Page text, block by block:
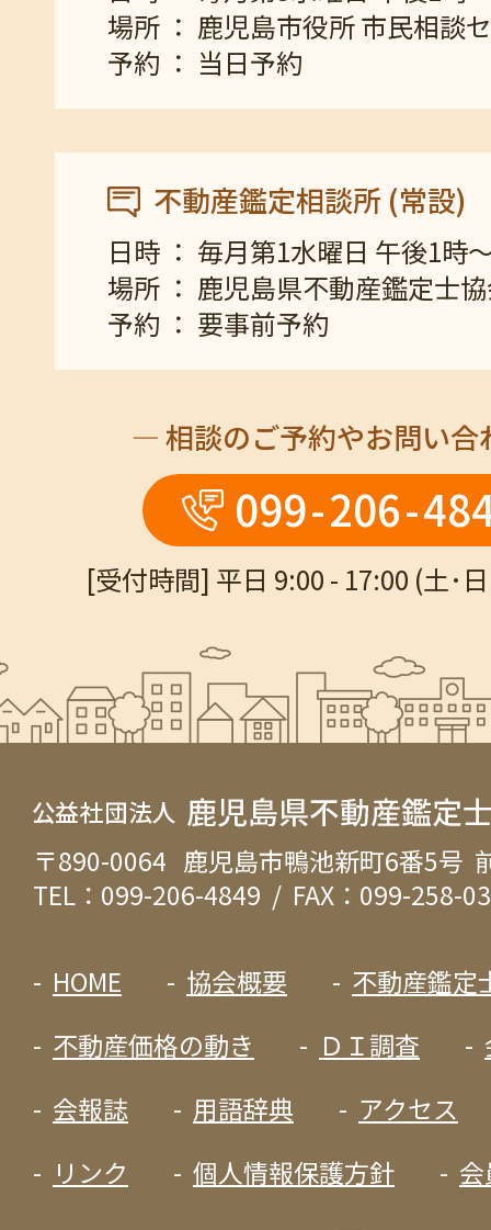
場所 ： 鹿児島市役所 市民相談
予約 ： 当日予約
不動産鑑定相談所 (常設)
日時 ： 毎月第1水曜日 午後1時
場所 ： 鹿児島県不動産鑑定士
予約 ： 要事前予約
相談のご予約やお問い合
099-206-
[受付時間] 平日 9:00 - 17:00 (土･
〒890-0064 鹿児島市鴨池新町6番5号
TEL：099-206-4849 / FAX：099-258-
HOME 協会概要
不動産鑑定
不動産価格の動き
ＤＩ調査
会報誌
用語辞典
アクセス
リンク
個人情報保護方針